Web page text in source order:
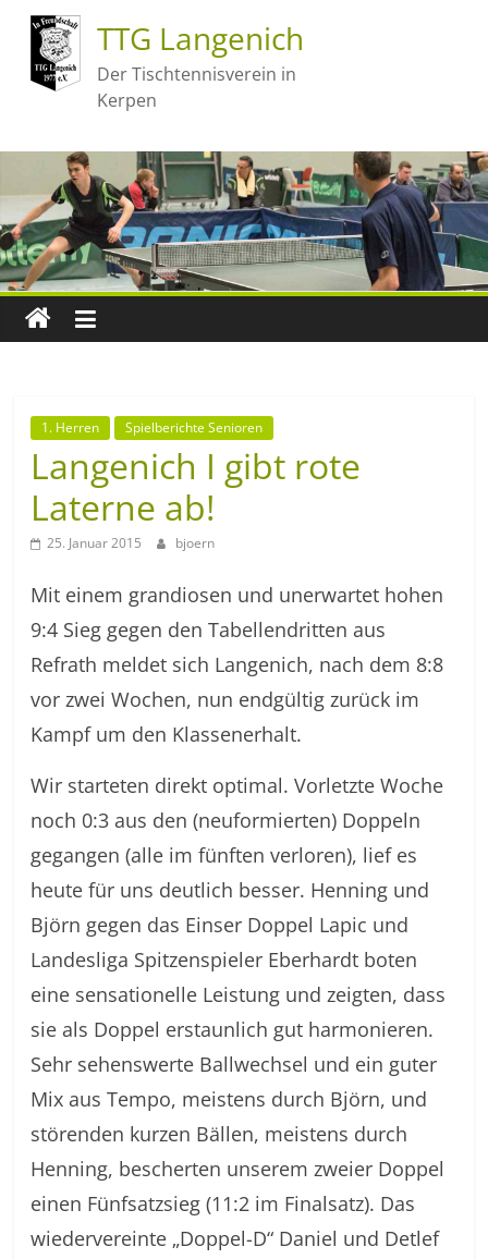
TTG Langenich
Der Tischtennisverein in
Kerpen
1. Herren Spielberichte Senioren
Langenich I gibt rote
Laterne ab!
25. Januar 2015 bjoern
Mit einem grandiosen und unerwartet hohen
9:4 Sieg gegen den Tabellendritten aus
Refrath meldet sich Langenich, nach dem 8:8
vor zwei Wochen, nun endgültig zurück im
Kampf um den Klassenerhalt.
Wir starteten direkt optimal. Vorletzte Woche
noch 0:3 aus den (neuformierten) Doppeln
gegangen (alle im fünften verloren), lief es
heute für uns deutlich besser. Henning und
Björn gegen das Einser Doppel Lapic und
Landesliga Spitzenspieler Eberhardt boten
eine sensationelle Leistung und zeigten, dass
sie als Doppel erstaunlich gut harmonieren.
Sehr sehenswerte Ballwechsel und ein guter
Mix aus Tempo, meistens durch Björn, und
störenden kurzen Bällen, meistens durch
Henning, bescherten unserem zweier Doppel
einen Fünfsatzsieg (11:2 im Finalsatz). Das
wiedervereinte „Doppel-D“ Daniel und Detlef